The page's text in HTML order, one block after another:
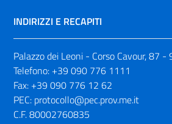
INDIRIZZI E RECAPITI
Palazzo dei Leoni - Corso Cavour, 87
Telefono: +39 090 776 1111
Fax: +39 090 776 12 62
PEC: protocollo@pec.prov.me.it
C.F. 80002760835